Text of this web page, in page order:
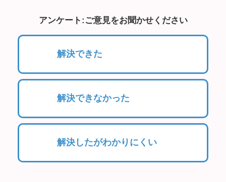
アンケート:ご意見をお聞かせください
解決できた
解決できなかった
解決したがわかりにくい